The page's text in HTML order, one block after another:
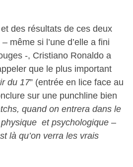
des résultats de ces deux
même si l’une d’elle a fini
-, Cristiano Ronaldo a
que le plus important
du 17” (entrée en lice face au
sur une punchline bien
quand on entrera dans le
et psychologique –
là qu’on verra les vrais